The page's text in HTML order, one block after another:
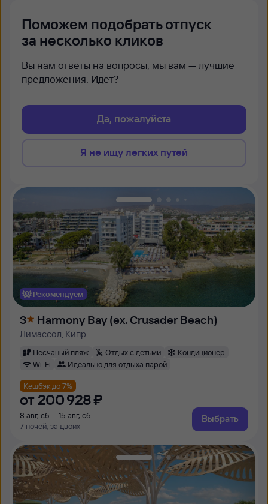
Поможем подобрать отпуск
за несколько кликов
Вы нам ответы на вопросы, мы вам — лучшие
предложения. Идет?
Да, пожалуйста
Я не ищу легких путей
Рекомендуем
3 Harmony Bay (ex. Crusader Beach)
Лимассол, Кипр
Песчаный пляж Отдых с детьми
Кондиционер
Wi-Fi
Идеально для отдыха парой
Кешбэк до 7%
от 200 ⁠928 ⁠₽
8 авг, сб — 15 авг, сб
7 ночей, за двоих
Выбрать